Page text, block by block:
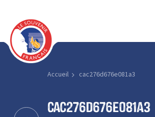
Accueil cac276d676e081a3
cac276d676e081a3